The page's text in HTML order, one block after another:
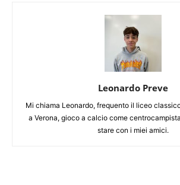
Leonardo Preve
Mi chiama Leonardo, frequento il liceo
a Verona, gioco a calcio come
stare con i miei amici.